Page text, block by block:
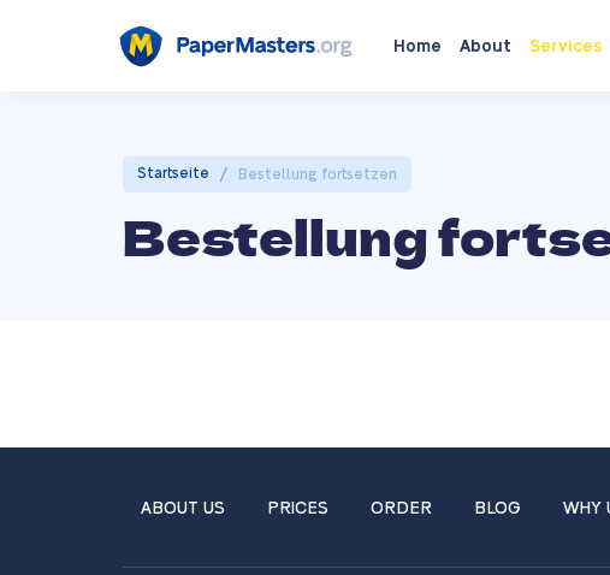
Home About Services
Startseite / Bestellung fortsetzen
Bestellung
ABOUT US PRICES ORDER BLOG WHY